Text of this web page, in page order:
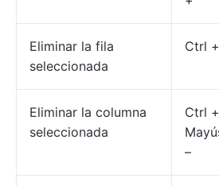
Eliminar la fila
seleccionada
Ctrl
Eliminar la columna
seleccionada
Ctrl +
–